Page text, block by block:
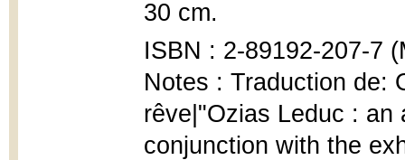
30 cm.
ISBN : 2-89192-207-7
Notes : Traduction de:
rêve|"Ozias Leduc : an
conjunction with the